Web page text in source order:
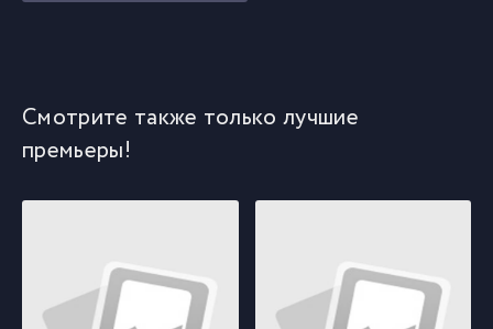
Смотрите также только лучшие
премьеры!